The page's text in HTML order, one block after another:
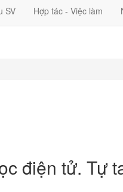
SV Hợp tác - Việc làm
điện tử. Tự